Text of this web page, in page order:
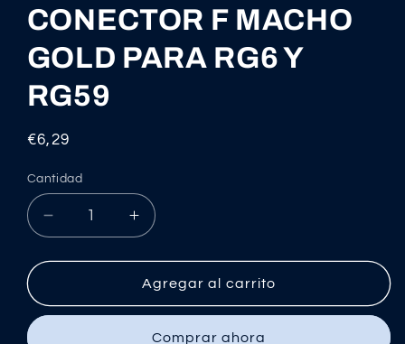
ventana
modal
CONECTOR F MACHO
GOLD PARA RG6 Y
RG59
Precio
€6,29
Cantidad
Reducir
cantidad
para
CONECTOR
F
Aumentar
cantidad
para
CONECTOR
F
Agregar al carrito
Comprar ahora